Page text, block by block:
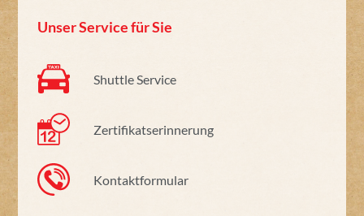
Unser Service für Sie
Shuttle Service
Zertifikatserinnerung
Kontaktformular